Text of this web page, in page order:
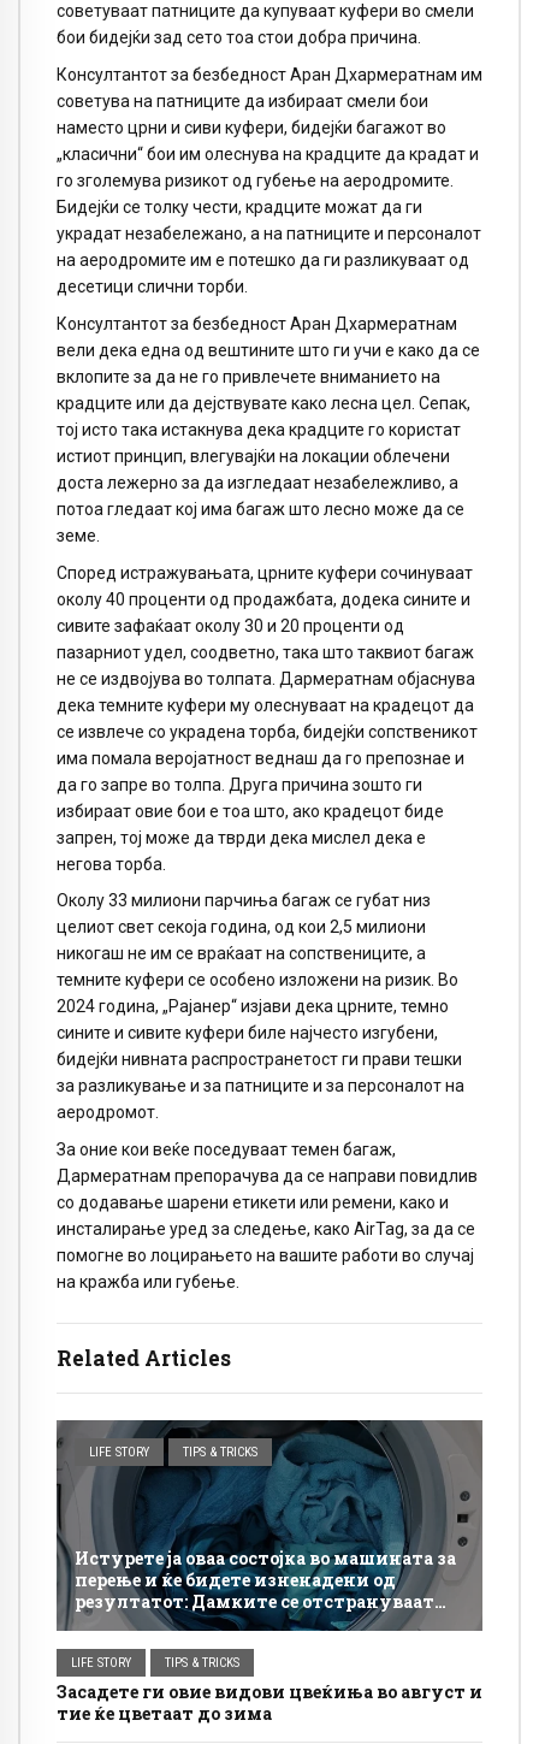
Related Articles
LIFE STORY TIPS & TRICKS
Истурете ја оваа состојка во машината за
перење и ќе бидете изненадени од
резултатот: Дамките се отстрануваат
полесно, а облеката изгледа посвежа
LIFE STORY TIPS & TRICKS
Засадете ги овие видови цвеќиња во август и
тие ќе цветаат до зима
советуваат патниците да купуваат куфери во смели
бои бидејќи зад сето тоа стои добра причина.
Консултантот за безбедност Аран Дхармератнам им
советува на патниците да избираат смели бои
наместо црни и сиви куфери, бидејќи багажот во
„класични“ бои им олеснува на крадците да крадат и
го зголемува ризикот од губење на аеродромите.
Бидејќи се толку чести, крадците можат да ги
украдат незабележано, а на патниците и персоналот
на аеродромите им е потешко да ги разликуваат од
десетици слични торби.
Консултантот за безбедност Аран Дхармератнам
вели дека една од вештините што ги учи е како да се
вклопите за да не го привлечете вниманието на
крадците или да дејствувате како лесна цел. Сепак,
тој исто така истакнува дека крадците го користат
истиот принцип, влегувајќи на локации облечени
доста лежерно за да изгледаат незабележливо, а
потоа гледаат кој има багаж што лесно може да се
земе.
Според истражувањата, црните куфери сочинуваат
околу 40 проценти од продажбата, додека сините и
сивите зафаќаат околу 30 и 20 проценти од
пазарниот удел, соодветно, така што таквиот багаж
не се издвојува во толпата. Дармератнам објаснува
дека темните куфери му олеснуваат на крадецот да
се извлече со украдена торба, бидејќи сопственикот
има помала веројатност веднаш да го препознае и
да го запре во толпа. Друга причина зошто ги
избираат овие бои е тоа што, ако крадецот биде
запрен, тој може да тврди дека мислел дека е
негова торба.
Околу 33 милиони парчиња багаж се губат низ
целиот свет секоја година, од кои 2,5 милиони
никогаш не им се враќаат на сопствениците, а
темните куфери се особено изложени на ризик. Во
2024 година, „Рајанер“ изјави дека црните, темно
сините и сивите куфери биле најчесто изгубени,
бидејќи нивната распространетост ги прави тешки
за разликување и за патниците и за персоналот на
аеродромот.
За оние кои веќе поседуваат темен багаж,
Дармератнам препорачува да се направи повидлив
со додавање шарени етикети или ремени, како и
инсталирање уред за следење, како AirTag, за да се
помогне во лоцирањето на вашите работи во случај
на кражба или губење.